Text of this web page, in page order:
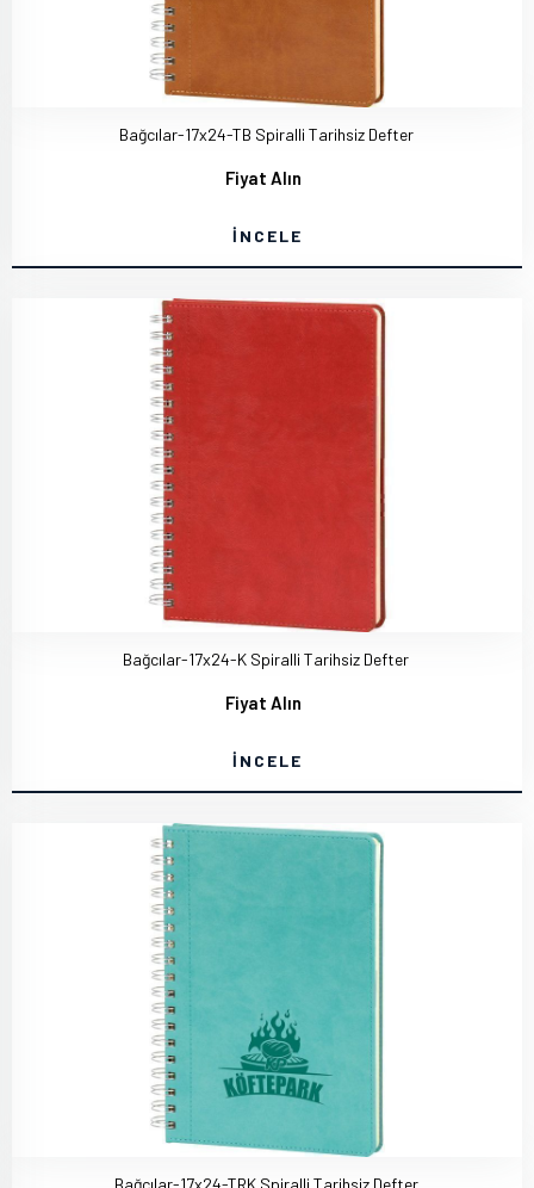
Bağcılar-17x24-TB Spiralli Tarihsiz Defter
Fiyat Alın
İNCELE
Bağcılar-17x24-K Spiralli Tarihsiz Defter
Fiyat Alın
İNCELE
Bağcılar-17x24-TRK Spiralli Tarihsiz Defter